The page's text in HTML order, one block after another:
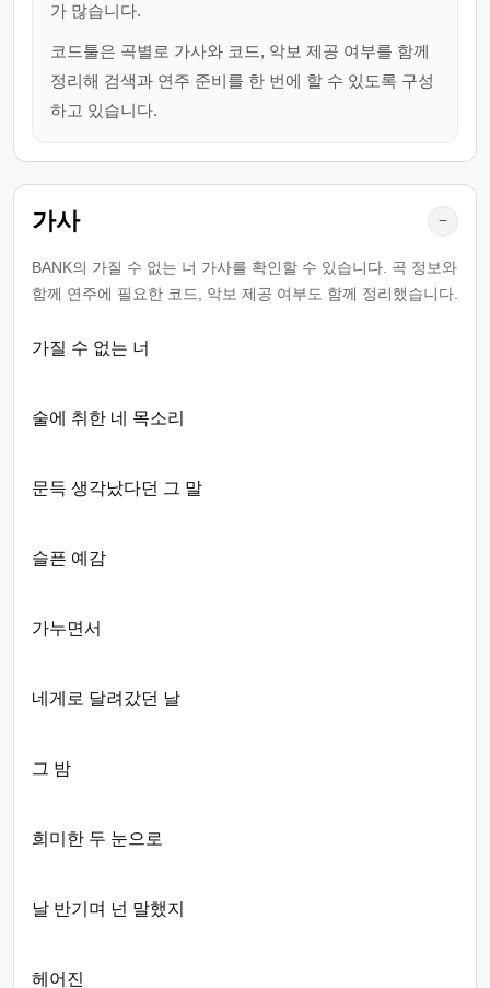
가 많습니다.
코드툴은 곡별로 가사와 코드, 악보 제공 여부를 함께
정리해 검색과 연주 준비를 한 번에 할 수 있도록 구성
하고 있습니다.
가사 −
BANK의 가질 수 없는 너 가사를 확인할 수 있습니다. 곡 정보와
함께 연주에 필요한 코드, 악보 제공 여부도 함께 정리했습니다.
가질 수 없는 너
술에 취한 네 목소리
문득 생각났다던 그 말
슬픈 예감
가누면서
네게로 달려갔던 날
그 밤
희미한 두 눈으로
날 반기며 넌 말했지
헤어진